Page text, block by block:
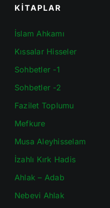
KİTAPLAR
İslam Ahkamı
Kıssalar Hisseler
Sohbetler -1
Sohbetler -2
Fazilet Toplumu
Mefkure
Musa Aleyhisselam
İzahlı Kırk Hadis
Ahlak – Adab
Nebevi Ahlak